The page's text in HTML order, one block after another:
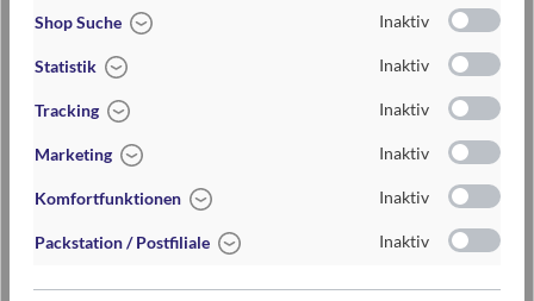
Mehr lesen Mehr lesen
Outlines
Ein außergewöhnliches
Zeichen- und Ratespiel.
Hier findet ihr die
"Outlines" in deutscher
Shop Suche Inaktiv
Statistik Inaktiv
Tracking Inaktiv
Marketing Inaktiv
Komfortfunktionen Inaktiv
Packstation / Postfiliale Inaktiv